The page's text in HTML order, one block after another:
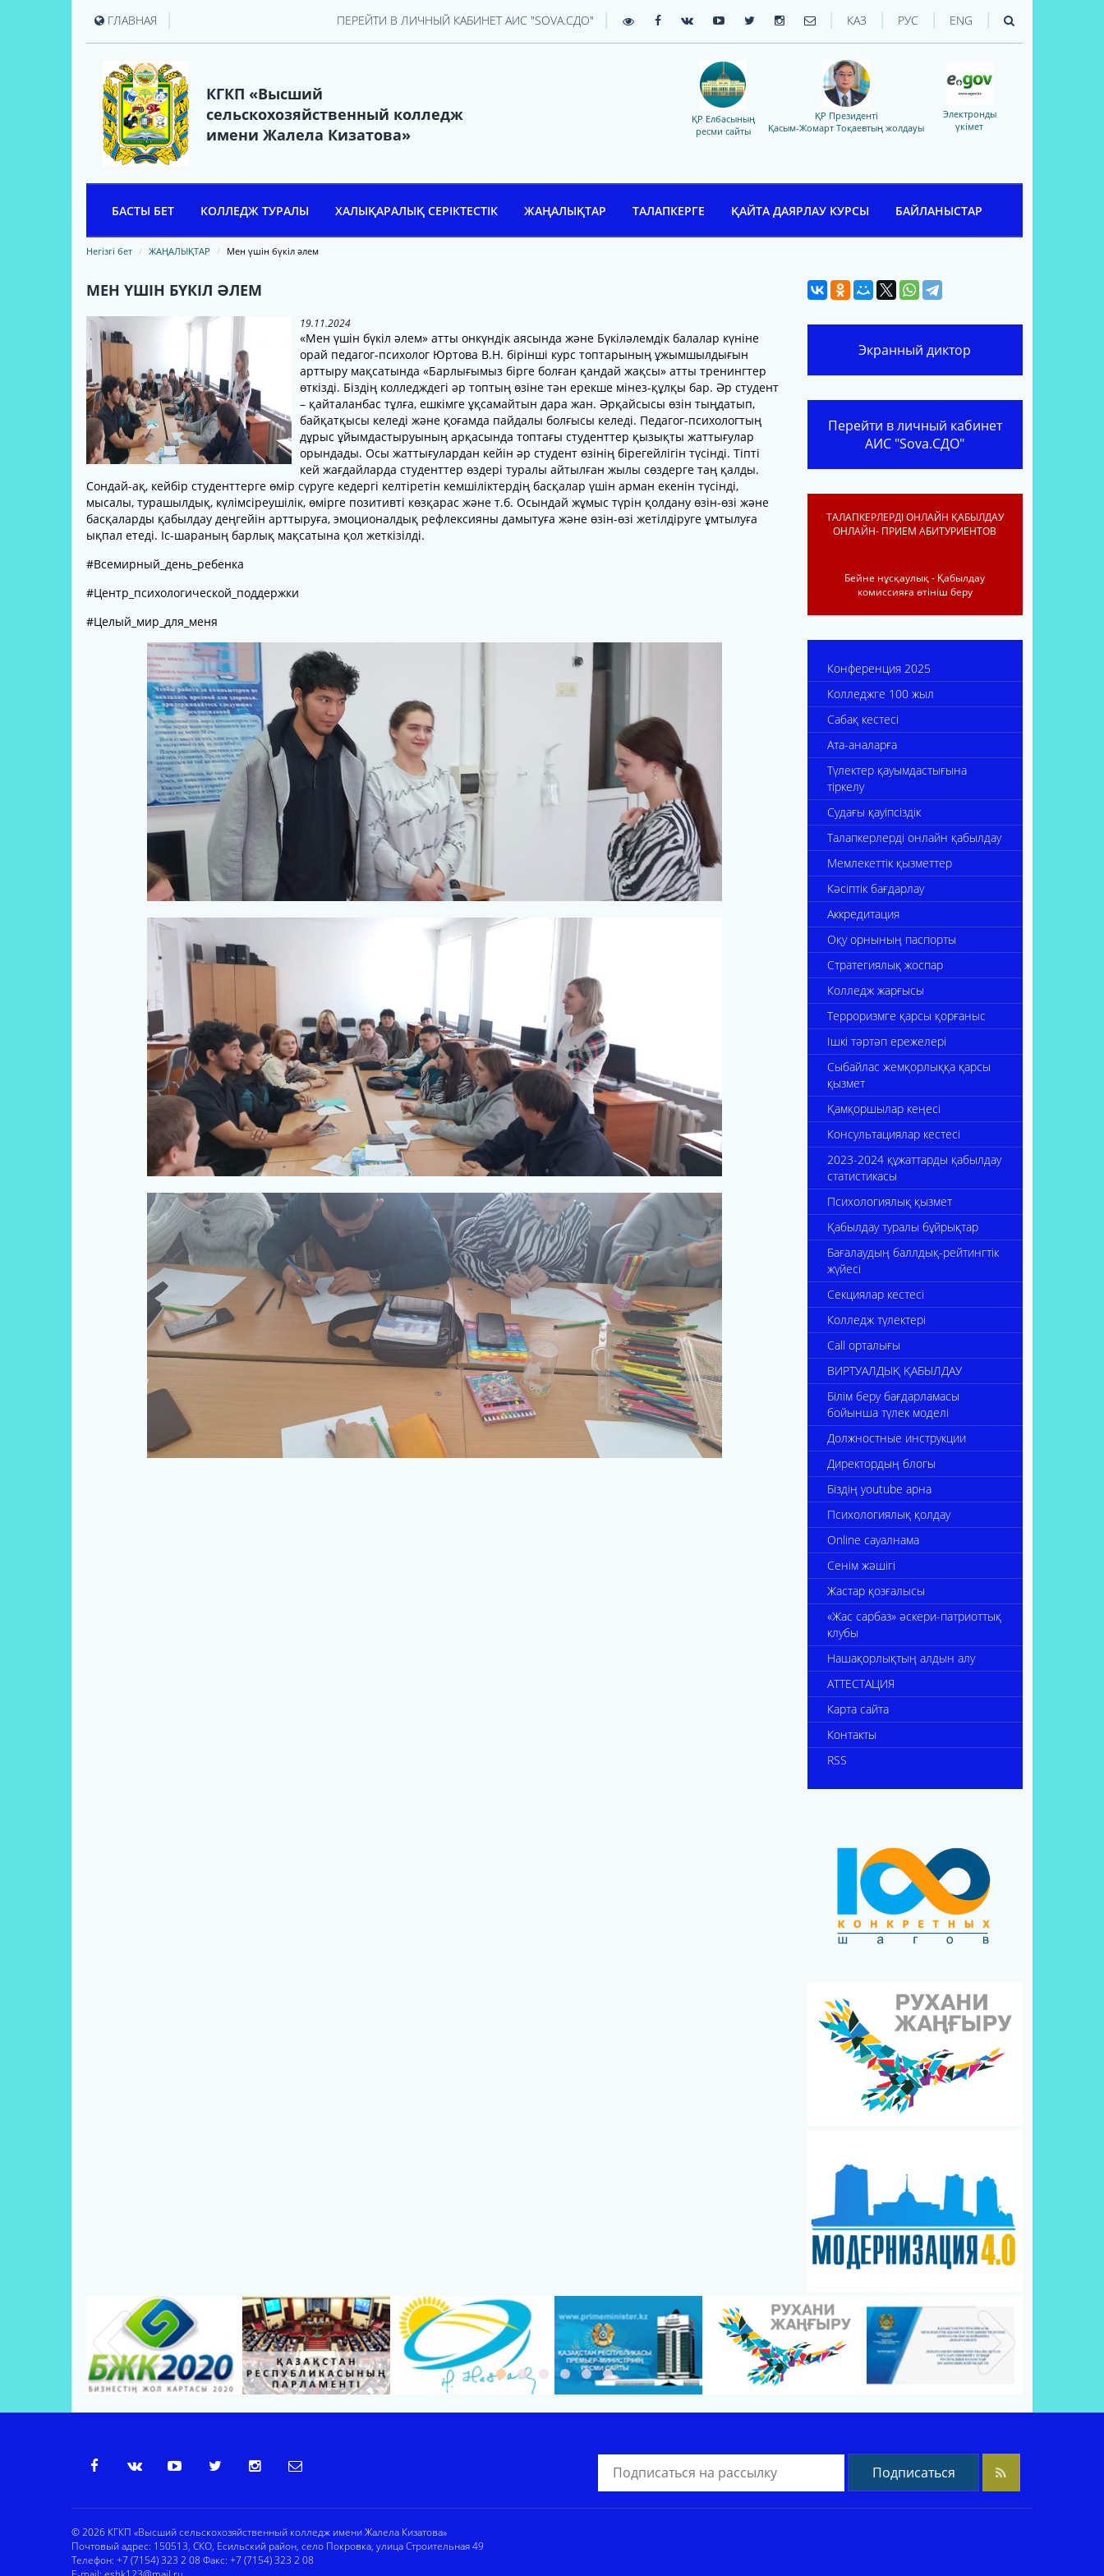
ГЛАВНАЯ | ПЕРЕЙТИ В ЛИЧНЫЙ КАБИНЕТ АИС "SOVA.СДО" | | КАЗ | РУС | ENG |
КГКП «Высший
сельскохозяйственный колледж
имени Жалела Кизатова»
Электронды
үкімет
ҚР Президенті
Қасым-Жомарт Тоқаевтың жолдауы
ҚР Елбасының
ресми сайты
БАСТЫ БЕТ КОЛЛЕДЖ ТУРАЛЫ
ЖӘЛЕЛ ҚИЗАТОВ
КОЛЛЕДЖ ТҮЛЕКТЕРІНІҢ
ҚАУЫМДАСТЫҒЫ
МАТЕРИАЛДЫҚ ҚОР
ӘКІМШІЛІК
ОҚЫТУШЫЛАР ҚҰРАМЫ
НОРМАТИВТІК ҚҰЖАТТАР
ӘЛЕУМЕТТІК СЕРІКТЕСТІК
ОҚЫТУШЫЛАРДЫҢ
ХАЛЫҚАРАЛЫҚ СЕРІКТЕСТІК ЖАҢАЛЫҚТАР ТАЛАПКЕРГЕ ҚАЙТА ДАЯРЛАУ КУРСЫ БАЙЛАНЫСТАР
Негізгі бет ЖАҢАЛЫҚТАР Мен үшін бүкіл әлем
МЕН ҮШІН БҮКІЛ ӘЛЕМ
19.11.2024
«Мен үшін бүкіл әлем» атты онкүндік аясында және Бүкіләлемдік балалар күніне
орай педагог-психолог Юртова В.Н. бірінші курс топтарының ұжымшылдығын
арттыру мақсатында «Барлығымыз бірге болған қандай жақсы» атты тренингтер
өткізді. Біздің колледждегі әр топтың өзіне тән ерекше мінез-құлқы бар. Әр студент
– қайталанбас тұлға, ешкімге ұқсамайтын дара жан. Әрқайсысы өзін тыңдатып,
байқатқысы келеді және қоғамда пайдалы болғысы келеді. Педагог-психологтың
дұрыс ұйымдастыруының арқасында топтағы студенттер қызықты жаттығулар
орындады. Осы жаттығулардан кейін әр студент өзінің бірегейлігін түсінді. Тіпті
кей жағдайларда студенттер өздері туралы айтылған жылы сөздерге таң қалды.
Сондай-ақ, кейбір студенттерге өмір сүруге кедергі келтіретін кемшіліктердің басқалар үшін арман екенін түсінді,
мысалы, турашылдық, күлімсіреушілік, өмірге позитивті көзқарас және т.б. Осындай жұмыс түрін қолдану өзін-өзі және
басқаларды қабылдау деңгейін арттыруға, эмоционалдық рефлексияны дамытуға және өзін-өзі жетілдіруге ұмтылуға
ықпал етеді. Іс-шараның барлық мақсатына қол жеткізілді.
#Всемирный_день_ребенка
#Центр_психологической_поддержки
#Целый_мир_для_меня
Экранный диктор
Перейти в личный кабинет
АИС "Sova.СДО"
ТАЛАПКЕРЛЕРДІ ОНЛАЙН ҚАБЫЛДАУ
ОНЛАЙН- ПРИЕМ АБИТУРИЕНТОВ
Бейне нұсқаулық - Қабылдау
комиссияға өтініш беру
Конференция 2025
Колледжге 100 жыл
Сабақ кестесі
Ата-аналарға
Түлектер қауымдастығына
тіркелу
Судағы қауіпсіздік
Талапкерлерді онлайн қабылдау
Мемлекеттік қызметтер
Кәсіптік бағдарлау
Аккредитация
Оқу орнының паспорты
Стратегиялық жоспар
Колледж жарғысы
Терроризмге қарсы қорғаныс
Ішкі тәртәп ережелері
Сыбайлас жемқорлыққа қарсы
қызмет
Қамқоршылар кеңесі
Консультациялар кестесі
2023-2024 құжаттарды қабылдау
статистикасы
Психологиялық қызмет
Қабылдау туралы бұйрықтар
Бағалаудың баллдық-рейтингтік
жүйесі
Секциялар кестесі
Колледж түлектері
Call орталығы
ВИРТУАЛДЫҚ ҚАБЫЛДАУ
Білім беру бағдарламасы
бойынша түлек моделі
Должностные инструкции
Директордың блогы
Біздің youtube арна
Психологиялық қолдау
Online сауалнама
Сенім жәшігі
Жастар қозғалысы
«Жас сарбаз» әскери-патриоттық
клубы
Нашақорлықтың алдын алу
АТТЕСТАЦИЯ
Карта сайта
Контакты
RSS
© 2026 КГКП «Высший сельскохозяйственный колледж имени Жалела Кизатова»
Почтовый адрес: 150513, СКО, Есильский район, село Покровка, улица Строительная 49
Телефон: +7 (7154) 323 2 08 Факс: +7 (7154) 323 2 08